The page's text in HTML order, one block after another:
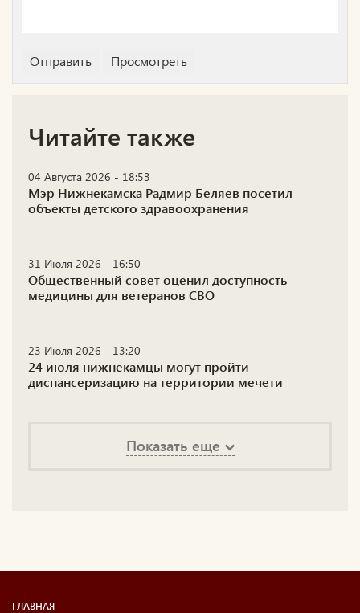
Читайте также
04 Августа 2026 - 18:53
Мэр Нижнекамска Радмир Беляев посетил
объекты детского здравоохранения
31 Июля 2026 - 16:50
Общественный совет оценил доступность
медицины для ветеранов СВО
23 Июля 2026 - 13:20
24 июля нижнекамцы могут пройти
диспансеризацию на территории мечети
Показать еще
ГЛАВНАЯ